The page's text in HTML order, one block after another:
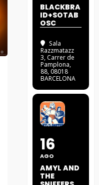
BLACKBRA
ID+SOTAB
OSC
Sala
Razzmatazz
3, Carrer de
Pamplona,
88, 08018
BARCELONA
16
AGO
AMYL AND
THE